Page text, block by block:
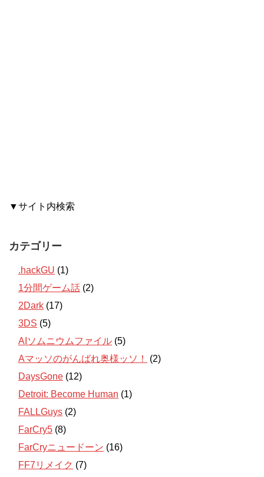
▼サイト内検索
カテゴリー
.hackGU (1)
1分間ゲーム話 (2)
2Dark (17)
3DS (5)
AIソムニウムファイル (5)
Aマッソのがんばれ奥様ッソ！
(2)
DaysGone (12)
Detroit: Become Human (1)
FALLGuys (2)
FarCry5 (8)
FarCryニュードーン (16)
FF7リメイク (7)